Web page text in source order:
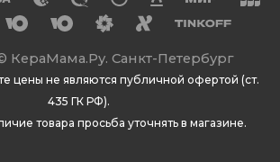
КераМама.Ру. Санкт-Петербург
цены не являются публичной офертой (ст.
435 ГК РФ).
товара просьба уточнять в магазине.